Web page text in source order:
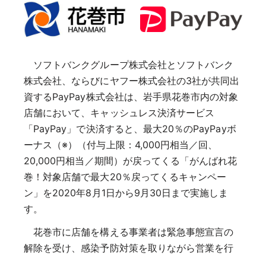
ソフトバンクグループ株式会社とソフトバンク
株式会社、ならびにヤフー株式会社の3社が共同出
資するPayPay株式会社は、岩手県花巻市内の対象
店舗において、キャッシュレス決済サービス
「PayPay」で決済すると、最大20％のPayPayボ
ーナス（※）（付与上限：4,000円相当／回、
20,000円相当／期間）が戻ってくる「がんばれ花
巻！対象店舗で最大20％戻ってくるキャンペー
ン」を2020年8月1日から9月30日まで実施しま
す。
花巻市に店舗を構える事業者は緊急事態宣言の
解除を受け、感染予防対策を取りながら営業を行